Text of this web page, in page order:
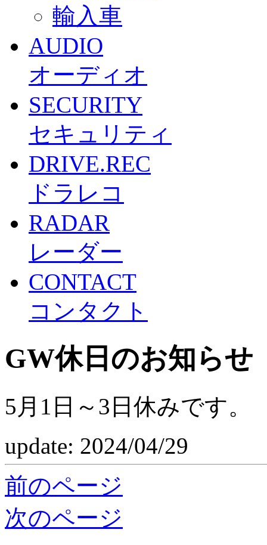
輸入車
AUDIO
オーディオ
SECURITY
セキュリティ
DRIVE.REC
ドラレコ
RADAR
レーダー
CONTACT
コンタクト
GW休日のお知らせ
5月1日～3日休みです。
update: 2024/04/29
前のページ
次のページ